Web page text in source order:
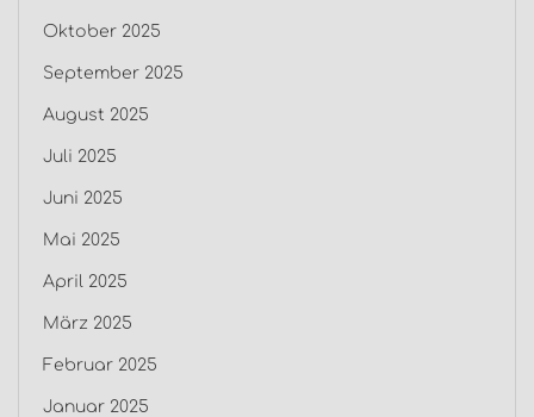
Oktober 2025
September 2025
August 2025
Juli 2025
Juni 2025
Mai 2025
April 2025
März 2025
Februar 2025
Januar 2025